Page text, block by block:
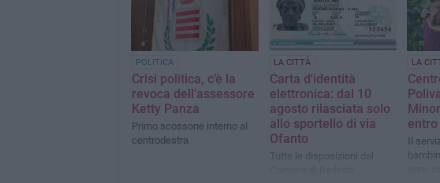
POLITICA
Crisi politica, c’è la
revoca dell’assessore
Ketty Panza
Primo scossone interno al
centrodestra
LA CITTÀ
Carta d'identità
elettronica: dal 10
agosto rilasciata solo
allo sportello di via
Ofanto
Tutte le disposizioni dal
LA
Il